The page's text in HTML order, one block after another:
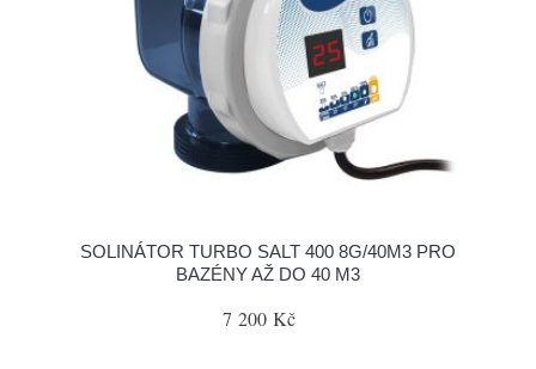
SOLINÁTOR TURBO SALT 400 8G/40M3 PRO
BAZÉNY AŽ DO 40 M3
7 200 Kč